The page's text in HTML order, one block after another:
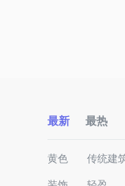
最新 最热
黄色 传统建